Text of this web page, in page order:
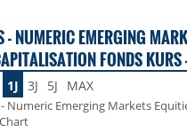
NUMERIC EMERGING
FONDS KURS
1J 3J 5J MAX